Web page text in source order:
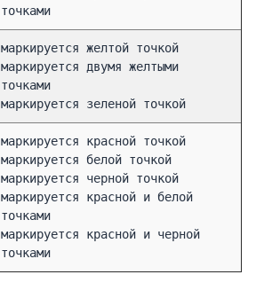
точками
маркируется желтой точкой
маркируется двумя желтыми
точками
маркируется зеленой точкой
маркируется красной точкой
маркируется белой точкой
маркируется черной точкой
маркируется красной и белой
точками
маркируется красной и черной
точками